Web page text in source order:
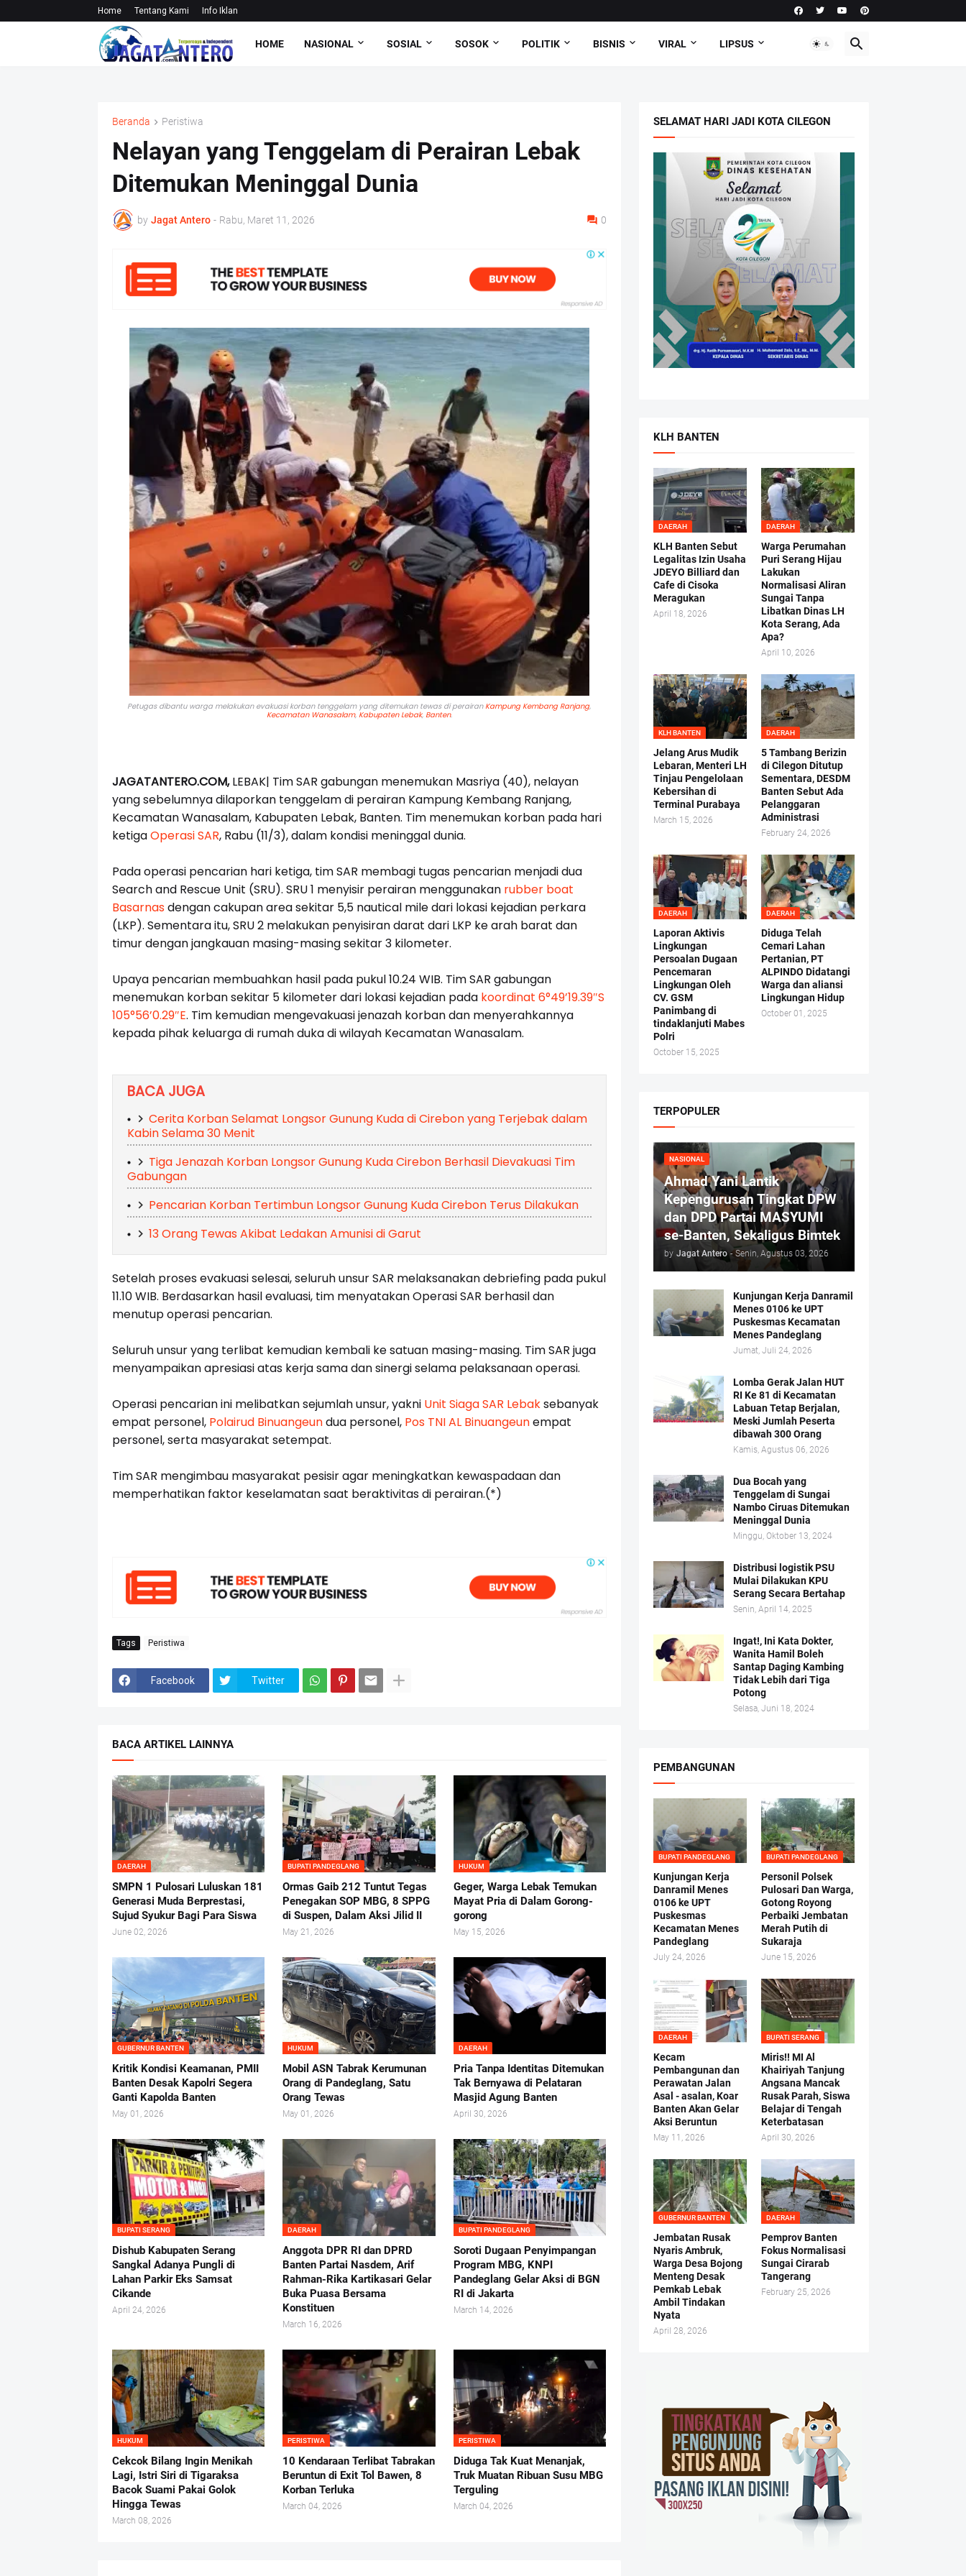
Home Tentang Kami Info Iklan
HOME NASIONAL SOSIAL SOSOK POLITIK BISNIS VIRAL LIPSUS
Beranda Peristiwa
Nelayan yang Tenggelam di Perairan Lebak
Ditemukan Meninggal Dunia
by Jagat Antero - Rabu, Maret 11, 2026 0
Petugas dibantu warga melakukan evakuasi korban tenggelam yang ditemukan tewas di perairanKampung Kembang Ranjang,
Kecamatan Wanasalam, Kabupaten Lebak, Banten.
JAGATANTERO.COM,LEBAK| Tim SAR gabungan menemukan Masriya (40), nelayan
yang sebelumnya dilaporkan tenggelam di perairan Kampung Kembang Ranjang,
Kecamatan Wanasalam, Kabupaten Lebak, Banten. Tim menemukan korban pada hari
ketigaOperasi SAR, Rabu (11/3), dalam kondisi meninggal dunia.
Pada operasi pencarian hari ketiga, tim SAR membagi tugas pencarian menjadi dua
Search and Rescue Unit (SRU). SRU 1 menyisir perairan menggunakan rubber boat
Basarnasdengan cakupan area sekitar 5,5 nautical mile dari lokasi kejadian perkara
(LKP). Sementara itu, SRU 2 melakukan penyisiran darat dari LKP ke arah barat dan
timur dengan jangkauan masing-masing sekitar 3 kilometer.
Upaya pencarian membuahkan hasil pada pukul 10.24 WIB. Tim SAR gabungan
menemukan korban sekitar 5 kilometer dari lokasi kejadian pada koordinat 6°49’19.39″S
105°56’0.29″E. Tim kemudian mengevakuasi jenazah korban dan menyerahkannya
kepada pihak keluarga di rumah duka di wilayah Kecamatan Wanasalam.
BACA JUGA
Cerita Korban Selamat Longsor Gunung Kuda di Cirebon yang Terjebak dalam
Kabin Selama 30 Menit
Tiga Jenazah Korban Longsor Gunung Kuda Cirebon Berhasil Dievakuasi Tim
Gabungan
Pencarian Korban Tertimbun Longsor Gunung Kuda Cirebon Terus Dilakukan
13 Orang Tewas Akibat Ledakan Amunisi di Garut
Setelah proses evakuasi selesai, seluruh unsur SAR melaksanakan debriefing pada pukul
11.10 WIB. Berdasarkan hasil evaluasi, tim menyatakan Operasi SAR berhasil dan
menutup operasi pencarian.
Seluruh unsur yang terlibat kemudian kembali ke satuan masing-masing. Tim SAR juga
menyampaikan apresiasi atas kerja sama dan sinergi selama pelaksanaan operasi.
Operasi pencarian ini melibatkan sejumlah unsur, yakni Unit Siaga SAR Lebaksebanyak
empat personel, Polairud Binuangeundua personel, Pos TNI AL Binuangeunempat
personel, serta masyarakat setempat.
Tim SAR mengimbau masyarakat pesisir agar meningkatkan kewaspadaan dan
memperhatikan faktor keselamatan saat beraktivitas di perairan.(*)
Tags Peristiwa
Facebook Twitter
BACA ARTIKEL LAINNYA
DAERAH
SMPN 1 Pulosari Luluskan 181
Generasi Muda Berprestasi,
Sujud Syukur Bagi Para Siswa
June 02, 2026
BUPATI PANDEGLANG
Ormas Gaib 212 Tuntut Tegas
Penegakan SOP MBG, 8 SPPG
di Suspen, Dalam Aksi Jilid II
May 21, 2026
HUKUM
Geger, Warga Lebak Temukan
Mayat Pria di Dalam Gorong-
gorong
May 15, 2026
GUBERNUR BANTEN
Kritik Kondisi Keamanan, PMII
Banten Desak Kapolri Segera
Ganti Kapolda Banten
May 01, 2026
HUKUM
Mobil ASN Tabrak Kerumunan
Orang di Pandeglang, Satu
Orang Tewas
May 01, 2026
DAERAH
Pria Tanpa Identitas Ditemukan
Tak Bernyawa di Pelataran
Masjid Agung Banten
April 30, 2026
BUPATI SERANG
Dishub Kabupaten Serang
Sangkal Adanya Pungli di
Lahan Parkir Eks Samsat
Cikande
April 24, 2026
DAERAH
Anggota DPR RI dan DPRD
Banten Partai Nasdem, Arif
Rahman-Rika Kartikasari Gelar
Buka Puasa Bersama
Konstituen
March 16, 2026
BUPATI PANDEGLANG
Soroti Dugaan Penyimpangan
Program MBG, KNPI
Pandeglang Gelar Aksi di BGN
RI di Jakarta
March 14, 2026
HUKUM
Cekcok Bilang Ingin Menikah
Lagi, Istri Siri di Tigaraksa
Bacok Suami Pakai Golok
Hingga Tewas
March 08, 2026
PERISTIWA
10 Kendaraan Terlibat Tabrakan
Beruntun di Exit Tol Bawen, 8
Korban Terluka
March 04, 2026
PERISTIWA
Diduga Tak Kuat Menanjak,
Truk Muatan Ribuan Susu MBG
Terguling
March 04, 2026
SELAMAT HARI JADI KOTA CILEGON
KLH BANTEN
DAERAH
KLH Banten Sebut
Legalitas Izin Usaha
JDEYO Billiard dan
Cafe di Cisoka
Meragukan
April 18, 2026
DAERAH
Warga Perumahan
Puri Serang Hijau
Lakukan
Normalisasi Aliran
Sungai Tanpa
Libatkan Dinas LH
Kota Serang, Ada
Apa?
April 10, 2026
KLH BANTEN
Jelang Arus Mudik
Lebaran, Menteri LH
Tinjau Pengelolaan
Kebersihan di
Terminal Purabaya
March 15, 2026
DAERAH
5 Tambang Berizin
di Cilegon Ditutup
Sementara, DESDM
Banten Sebut Ada
Pelanggaran
Administrasi
February 24, 2026
DAERAH
Laporan Aktivis
Lingkungan
Persoalan Dugaan
Pencemaran
Lingkungan Oleh
CV. GSM
Panimbang di
tindaklanjuti Mabes
Polri
October 15, 2025
DAERAH
Diduga Telah
Cemari Lahan
Pertanian, PT
ALPINDO Didatangi
Warga dan aliansi
Lingkungan Hidup
October 01, 2025
TERPOPULER
NASIONAL
Ahmad Yani Lantik
Kepengurusan Tingkat DPW
dan DPD Partai MASYUMI
se-Banten, Sekaligus Bimtek
by Jagat Antero - Senin, Agustus 03, 2026
Kunjungan Kerja Danramil
Menes 0106 ke UPT
Puskesmas Kecamatan
Menes Pandeglang
Jumat, Juli 24, 2026
Lomba Gerak Jalan HUT
RI Ke 81 di Kecamatan
Labuan Tetap Berjalan,
Meski Jumlah Peserta
dibawah 300 Orang
Kamis, Agustus 06, 2026
Dua Bocah yang
Tenggelam di Sungai
Nambo Ciruas Ditemukan
Meninggal Dunia
Minggu, Oktober 13, 2024
Distribusi logistik PSU
Mulai Dilakukan KPU
Serang Secara Bertahap
Senin, April 14, 2025
Ingat!, Ini Kata Dokter,
Wanita Hamil Boleh
Santap Daging Kambing
Tidak Lebih dari Tiga
Potong
Selasa, Juni 18, 2024
PEMBANGUNAN
BUPATI PANDEGLANG
Kunjungan Kerja
Danramil Menes
0106 ke UPT
Puskesmas
Kecamatan Menes
Pandeglang
July 24, 2026
BUPATI PANDEGLANG
Personil Polsek
Pulosari Dan Warga,
Gotong Royong
Perbaiki Jembatan
Merah Putih di
Sukaraja
June 15, 2026
DAERAH
Kecam
Pembangunan dan
Perawatan Jalan
Asal - asalan, Koar
Banten Akan Gelar
Aksi Beruntun
May 11, 2026
BUPATI SERANG
Miris!! MI Al
Khairiyah Tanjung
Angsana Mancak
Rusak Parah, Siswa
Belajar di Tengah
Keterbatasan
April 30, 2026
GUBERNUR BANTEN
Jembatan Rusak
Nyaris Ambruk,
Warga Desa Bojong
Menteng Desak
Pemkab Lebak
Ambil Tindakan
Nyata
April 28, 2026
DAERAH
Pemprov Banten
Fokus Normalisasi
Sungai Cirarab
Tangerang
February 25, 2026